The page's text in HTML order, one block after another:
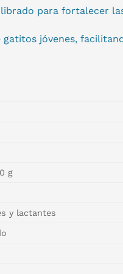
para fortalecer
jóvenes,
g
y lactantes